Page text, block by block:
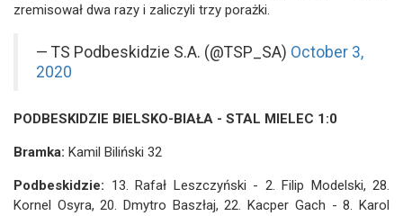
zremisował dwa razy i zaliczyli trzy porażki.
— TS Podbeskidzie S.A. (@TSP_SA) October 3,
2020
PODBESKIDZIE BIELSKO-BIAŁA - STAL MIELEC 1:0
Bramka: Kamil Biliński 32
Podbeskidzie: 13. Rafał Leszczyński - 2. Filip Modelski, 28.
Kornel Osyra, 20. Dmytro Baszłaj, 22. Kacper Gach - 8. Karol